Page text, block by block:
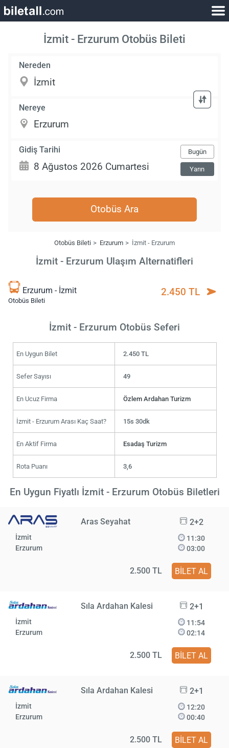
İzmit - Erzurum Otobüs Bileti
Nereden
Nereye
Gidiş Tarihi Bugün
Yarın
Otobüs Ara
Otobüs Bileti Erzurum İzmit - Erzurum
İzmit - Erzurum Ulaşım Alternatifleri
Erzurum - İzmit
Otobüs Bileti
2.450 TL
İzmit - Erzurum Otobüs Seferi
En Uygun Bilet 2.450 TL
Sefer Sayısı 49
En Ucuz Firma Özlem Ardahan Turizm
İzmit - Erzurum Arası Kaç Saat? 15s 30dk
En Aktif Firma Esadaş Turizm
Rota Puanı 3,6
En Uygun Fiyatlı İzmit - Erzurum Otobüs Biletleri
Aras Seyahat 2+2
İzmit
Erzurum
11:30
03:00
2.500 TL BİLET AL
Sıla Ardahan Kalesi 2+1
İzmit
Erzurum
11:54
02:14
2.500 TL BİLET AL
Sıla Ardahan Kalesi 2+1
İzmit
Erzurum
12:20
00:40
2.500 TL BİLET AL